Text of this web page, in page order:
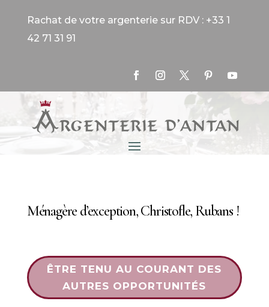
Rachat de votre argenterie sur RDV : +33 1
42 71 31 91
Ménagère d’exception, Christofle, Rubans !
ÊTRE TENU AU COURANT DES
AUTRES OPPORTUNITÉS